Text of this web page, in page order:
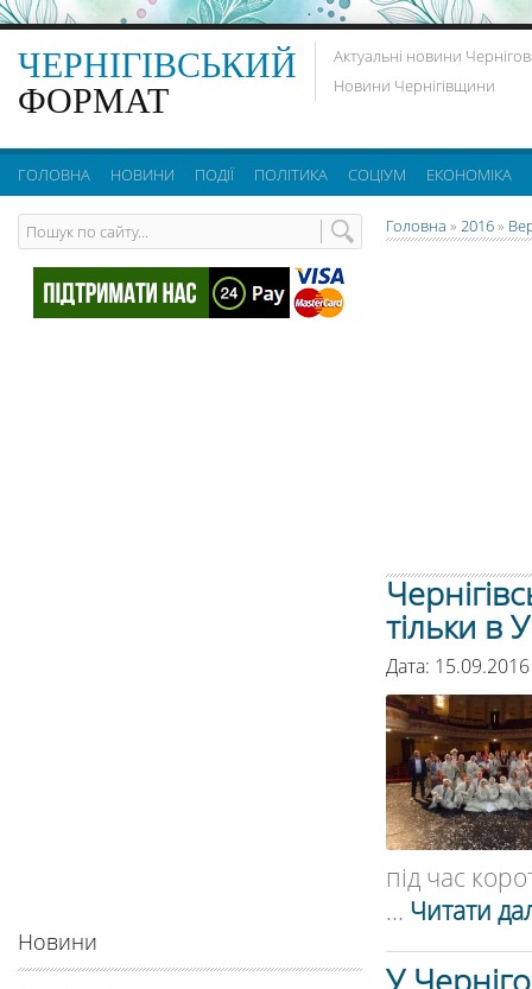
ЧЕРНІГІВСЬКИЙ
ФОРМАТ
Актуальні новини
Новини Чернігівщини
ГОЛОВНА НОВИНИ ПОДІЇ ПОЛІТИКА СОЦІУМ ЕКОНОМІКА
Головна » 2016»
тільки в
Дата:
під час
... Читати
У
Новини